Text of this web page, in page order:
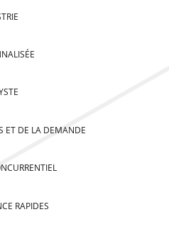
ET DE LA DEMANDE
RAPIDES